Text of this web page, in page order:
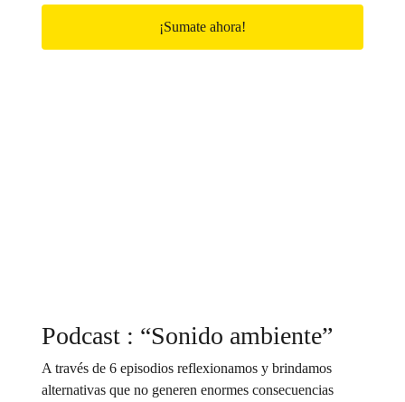
¡Sumate ahora!
Podcast : “Sonido ambiente”
A través de 6 episodios reflexionamos y brindamos
alternativas que no generen enormes consecuencias